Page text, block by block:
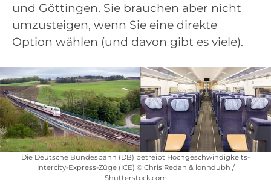
und Göttingen. Sie brauchen aber nicht
umzusteigen, wenn Sie eine direkte
Option wählen (und davon gibt es viele).
Die Deutsche Bundesbahn (DB) betreibt Hochgeschwindigkeits-
Intercity-Express-Züge (ICE) © Chris Redan & lonndubh /
Shutterstock.com